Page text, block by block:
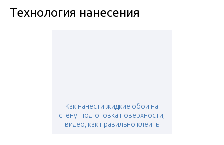
Технология нанесения
Как нанести жидкие обои на
стену: подготовка поверхности,
видео, как правильно клеить